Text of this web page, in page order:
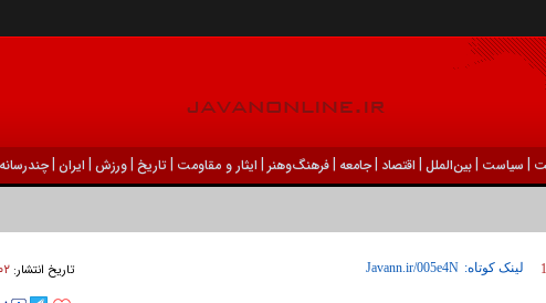
| سیاست |بين‌الملل | اقتصاد |جامعه |فرهنگ‌و‌هنر | ایثار و مقاومت |تاریخ |ورزش | ايران |
لینک کوتاه: تاریخ انتشار:۰۲ اسفند ۱۴۰۴ - ۱۷:۲۳